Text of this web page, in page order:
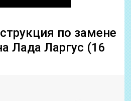
по замене
Лада Ларгус (16